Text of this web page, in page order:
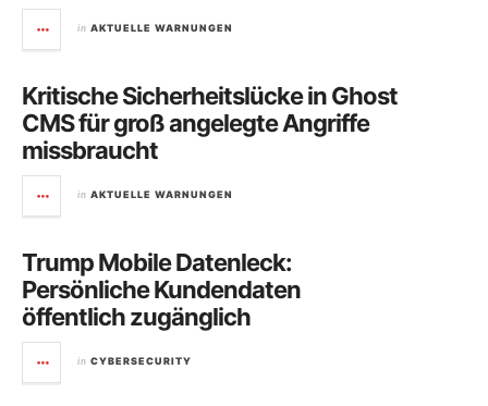
in AKTUELLE WARNUNGEN
Kritische Sicherheitslücke in Ghost
CMS für groß angelegte Angriffe
missbraucht
in AKTUELLE WARNUNGEN
Trump Mobile Datenleck:
Persönliche Kundendaten
öffentlich zugänglich
in CYBERSECURITY